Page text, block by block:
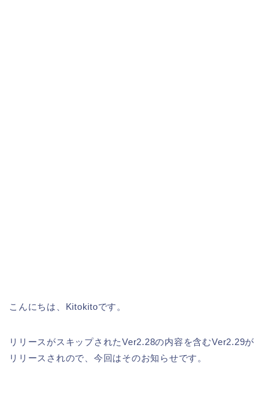
こんにちは、Kitokitoです。
リリースがスキップされたVer2.28の内容を含むVer2.29が
リリースされので、今回はそのお知らせです。